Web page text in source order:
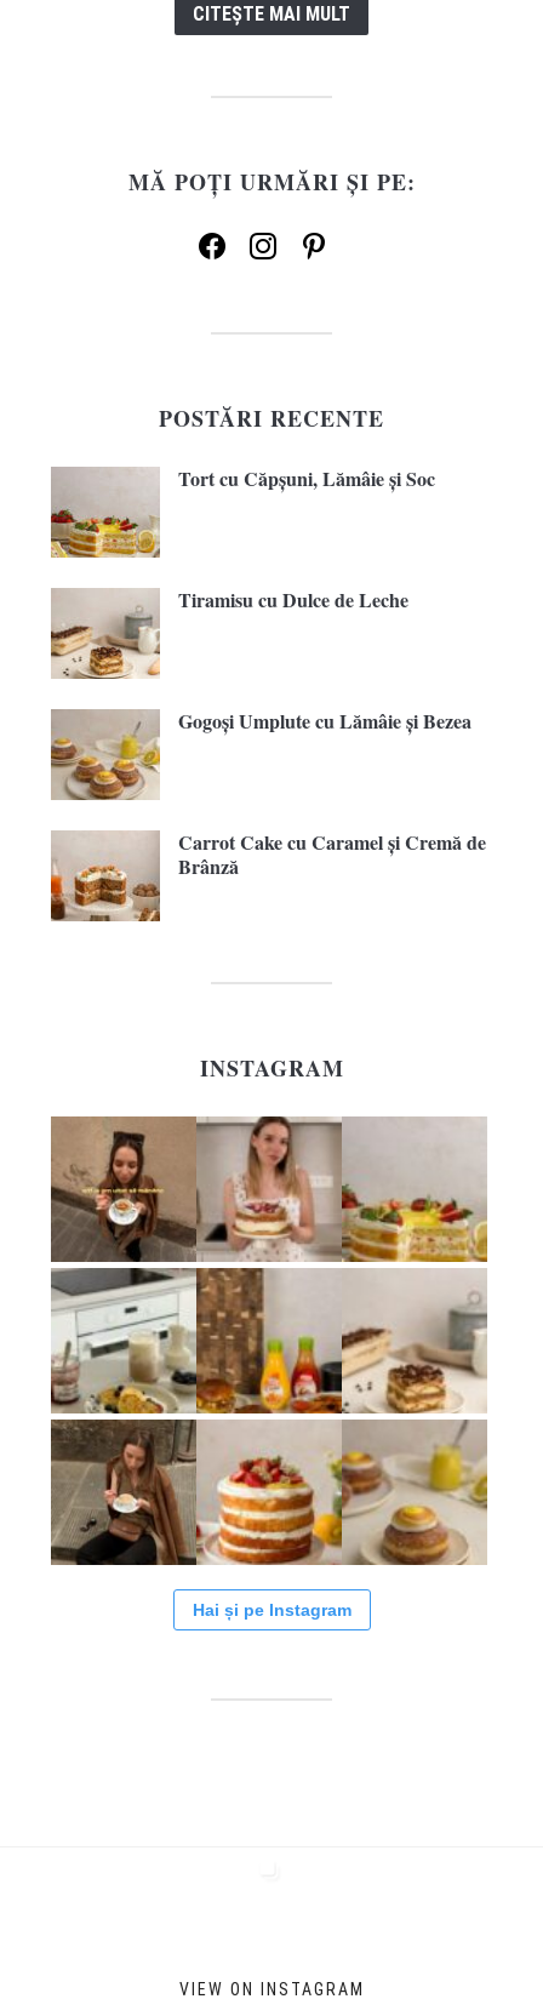
CITEȘTE MAI MULT
MĂ POȚI URMĂRI ȘI PE:
facebookinstagrampinterest
POSTĂRI RECENTE
Tort cu Căpșuni, Lămâie și Soc
Tiramisu cu Dulce de Leche
Gogoși Umplute cu Lămâie și Bezea
Carrot Cake cu Caramel și Cremă de
Brânză
INSTAGRAM
Hai și pe Instagram
VIEW ON INSTAGRAM